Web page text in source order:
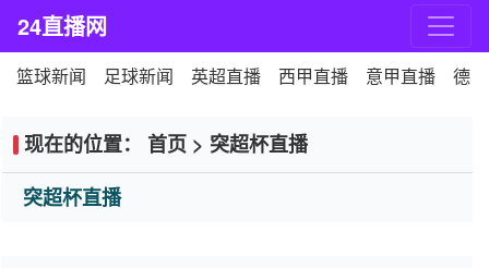
24直播网
篮球新闻 足球新闻 英超直播 西甲直播 意甲直播 德
现在的位置： 首页 > 突超杯直播
突超杯直播